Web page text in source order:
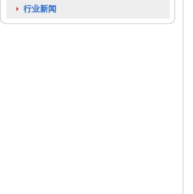
行业新闻